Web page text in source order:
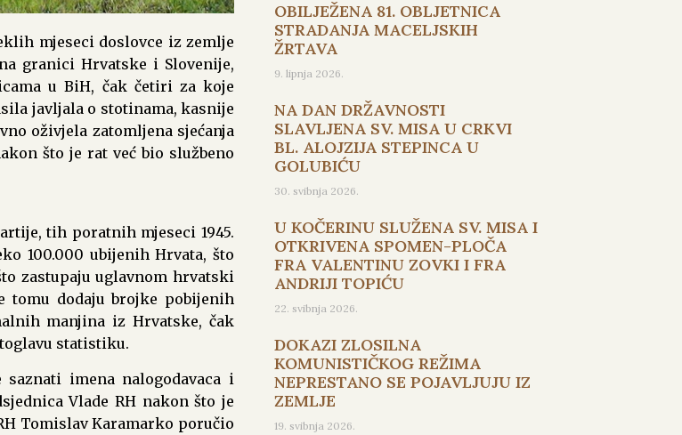
mjeseci doslovce iz zemlje
granici Hrvatske i Slovenije,
u BiH, čak četiri za koje
javljala o stotinama, kasnije
oživjela zatomljena sjećanja
što je rat već bio službeno
tih poratnih mjeseci 1945.
100.000 ubijenih Hrvata, što
zastupaju uglavnom hrvatski
tomu dodaju brojke pobijenih
manjina iz Hrvatske, čak
statistiku.
imena nalogodavaca i
Vlade RH nakon što je
Tomislav Karamarko poručio
OBILJEŽENA 81. OBLJETNICA
STRADANJA MACELJSKIH
ŽRTAVA
9. lipnja 2026.
NA DAN DRŽAVNOSTI
SLAVLJENA SV. MISA U CRKVI
BL. ALOJZIJA STEPINCA U
GOLUBIĆU
30. svibnja 2026.
U KOČERINU SLUŽENA SV. MISA I
OTKRIVENA SPOMEN-PLOČA
FRA VALENTINU ZOVKI I FRA
ANDRIJI TOPIĆU
22. svibnja 2026.
DOKAZI ZLOSILNA
KOMUNISTIČKOG REŽIMA
NEPRESTANO SE POJAVLJUJU IZ
ZEMLJE
19. svibnja 2026.